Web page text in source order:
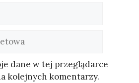
dane w tej przeglądarce
kolejnych komentarzy.